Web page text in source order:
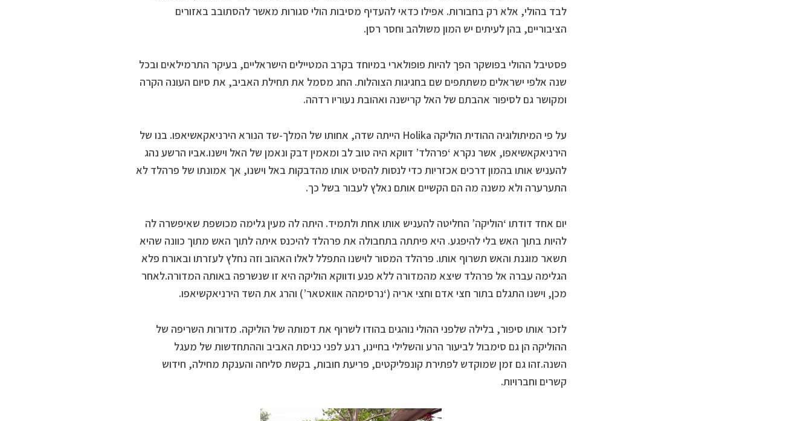
לבד בהולי, אלא רק בחבורות. אפילו כדאי להעדיף מסיבות הולי סגורות מאשר להסתובב באזורים
הציבוריים, בהן לעיתים יש המון משולהב וחסר רסן.
פסטיבל ההולי בפושקר הפך להיות פופולארי במיוחד בקרב המטיילים הישראליים, בעיקר התרמילאים ובכל
שנה אלפי ישראלים משתתפים שם בחגיגות הצוהלות. החג מסמל את תחילת האביב, את סיום העונה הקרה
ומקושר גם לסיפור אהבתם של האל קרישנה ואהובת נעוריו רדהה.
על פי המיתולוגיה ההודית הוליקה Holika הייתה שדה, אחותו של המלך-שד הנורא הירניאקאשיאפו. בנו של
הירניאקאשיאפו, אשר נקרא ‘פרהלד’ דווקא היה טוב לב ומאמין דבק ונאמן של האל וישנו.אביו הרשע נהג
להעניש אותו בהמון דרכים אכזריות כדי לנסות להסיט אותו מהדבקות באל וישנו, אך אמונתו של פרהלד לא
התערערה ולא משנה מה הם הקשיים אותם נאלץ לעבור בשל כך.
יום אחד דודתו ‘הוליקה’ החליטה להעניש אותו אחת ולתמיד. היתה לה מעין גלימה מכושפת שאיפשרה לה
להיות בתוך האש בלי להיפגע. היא פיתתה בתחבולה את פרהלד להיכנס איתה לתוך האש מתוך כוונה שהיא
תשאר מוגנת והאש תשרוף אותו. פרהלד המסור לוישנו התפלל לאלו האהוב וזה נחלץ לעזרתו ובאורח פלא
הגלימה עברה אל פרהלד שיצא מהמדורה ללא פגע ודווקא הוליקה היא זו שנשרפה באותה המדורה.לאחר
מכן, וישנו התגלם בתור חצי אדם וחצי אריה (‘נרסימהה אוואטאר’) והרג את השד הירניאקשיאפו.
לזכר אותו סיפור, בלילה שלפני ההולי נוהגים בהודו לשרוף את דמותה של הוליקה. מדורות השריפה של
ההוליקה הן גם סימבול לביעור הרע והשלילי בחיינו, רגע לפני כניסת האביב וההתחדשות של מעגל
השנה.זהו גם זמן שמוקדש לפתירת קונפליקטים, פריעת חובות, בקשת סליחה והענקת מחילה, חידוש
קשרים וחברויות.